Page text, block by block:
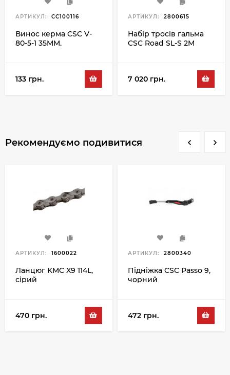
АРТИКУЛ: CC100116
Винос керма CSC V-
80-5-1 35MM,
133 грн.
АРТИКУЛ: 2800615
Набір тросів гальма
CSC Road SL-S 2M
7 020 грн.
Рекомендуємо подивитися
АРТИКУЛ: 1600022
Ланцюг KMC X9 114L,
сірий
470 грн.
АРТИКУЛ: 2800340
Підніжка CSC Passo 9,
чорний
472 грн.